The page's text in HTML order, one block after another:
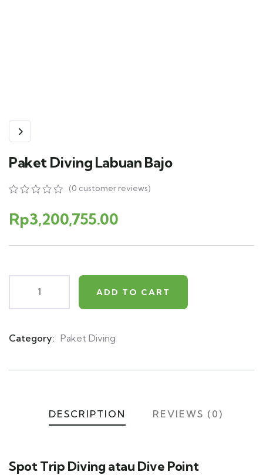
Paket Diving Labuan Bajo
out
of
on
(0 customer reviews)
Rp3,200,755.00
ADD TO CART
Category: Paket Diving
DESCRIPTION REVIEWS (0)
Spot Trip Diving atau Dive Point